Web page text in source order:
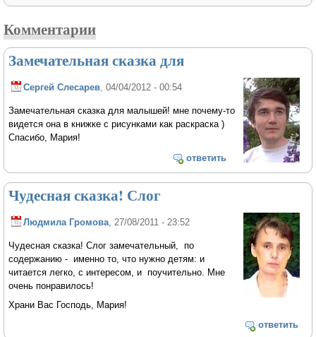
Комментарии
Замечательная сказка для
Сергей Слесарев, 04/04/2012 - 00:54
Замечательная сказка для малышей! мне почему-то
видется она в книжке с рисунками как раскраска )
Спасибо, Мария!
ответить
Чудесная сказка! Слог
Людмила Громова , 27/08/2011 - 23:52
Чудесная сказка! Слог замечательный, по
содержанию - именно то, что нужно детям: и
читается легко, с интересом, и поучительно. Мне
очень понравилось!
Храни Вас Господь, Мария!
ответить